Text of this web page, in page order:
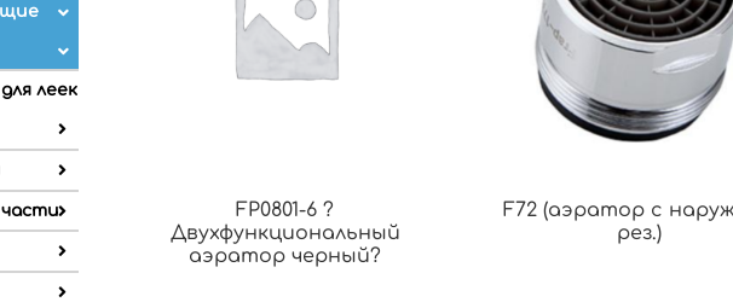
леек
части
FP0801-6 ?
Двухфункциональный
аэратор черный?
F72 (аэратор с
рез.)